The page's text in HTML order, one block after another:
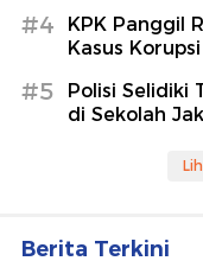
#4
KPK Panggil
Kasus
#5
Polisi Selidiki
di Sekolah
Berita Terkini